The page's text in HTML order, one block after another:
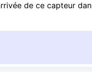
de ce capteur